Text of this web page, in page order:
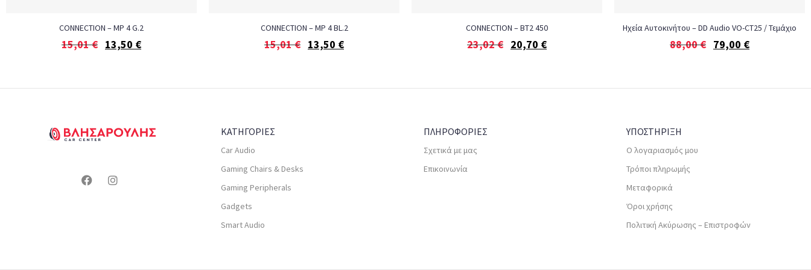
CONNECTION – MP 4 G.2
15,01€ 13,50 €
CONNECTION – MP 4 BL.2
15,01€ 13,50 €
CONNECTION – BT2 450
23,02€ 20,70 €
Ηχεία Αυτοκινήτου – DD Audio VO-CT25 / Τεμάχιο
88,00€ 79,00 €
ΚΑΤΗΓΟΡΙΕΣ
Car Audio
Gaming Chairs & Desks
Gaming Peripherals
Gadgets
Smart Audio
ΠΛΗΡΟΦΟΡΙΕΣ
Σχετικά με μας
Επικοινωνία
ΥΠΟΣΤΗΡΙΞΗ
Ο λογαριασμός μου
Τρόποι πληρωμής
Μεταφορικά
Όροι χρήσης
Πολιτική Ακύρωσης – Επιστροφών